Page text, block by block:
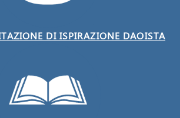
DI ISPIRAZIONE DAOISTA